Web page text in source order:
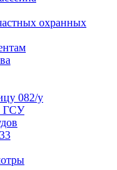
охранных
082/у
ГСУ